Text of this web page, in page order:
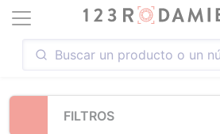
FILTROS
Loading...